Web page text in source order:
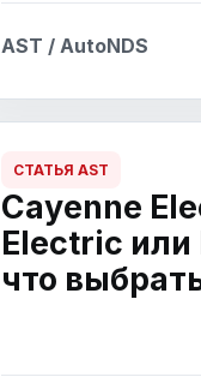
AST / AutoNDS
СТАТЬЯ AST
Cayenne
Electric или
что